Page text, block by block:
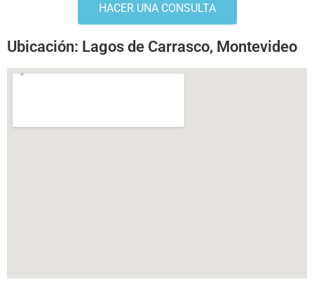
HACER UNA CONSULTA
Ubicación: Lagos de Carrasco, Montevideo